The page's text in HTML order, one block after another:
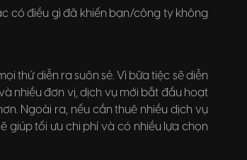
có điều gì đã khiến bạn/công ty không
thứ diễn ra suôn sẻ. Vì bữa tiệc sẽ diễn
nhiều đơn vị, dịch vụ mới bắt đầu hoạt
Ngoài ra, nếu cần thuê nhiều dịch vụ
giúp tối ưu chi phí và có nhiều lựa chọn